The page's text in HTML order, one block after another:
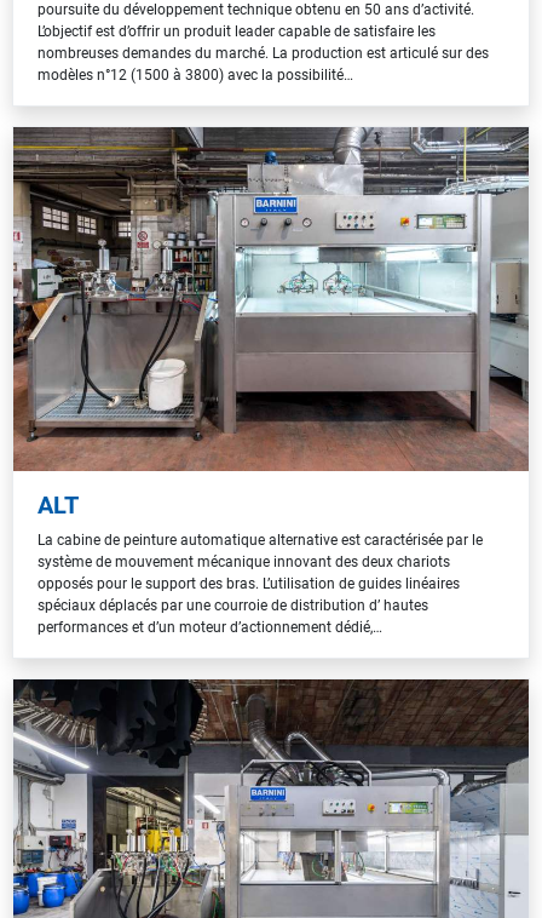
poursuite du développement technique obtenu en 50 ans d’activité.
L’objectif est d’offrir un produit leader capable de satisfaire les
nombreuses demandes du marché. La production est articulé sur des
modèles n°12 (1500 à 3800) avec la possibilité…
ALT
La cabine de peinture automatique alternative est caractérisée par le
système de mouvement mécanique innovant des deux chariots
opposés pour le support des bras. L’utilisation de guides linéaires
spéciaux déplacés par une courroie de distribution d’ hautes
performances et d’un moteur d’actionnement dédié,…